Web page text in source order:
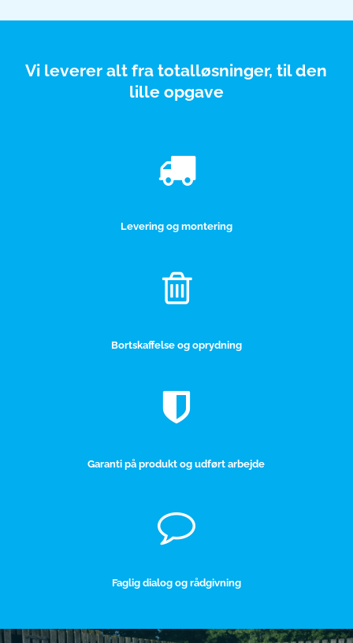
Vi leverer alt fra totalløsninger, til den
lille opgave
Levering og montering
Bortskaffelse og oprydning
Garanti på produkt og udført arbejde
Faglig dialog og rådgivning